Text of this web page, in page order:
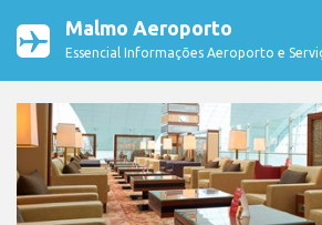
Malmo Aeroporto
Essencial Informações Aeroporto e